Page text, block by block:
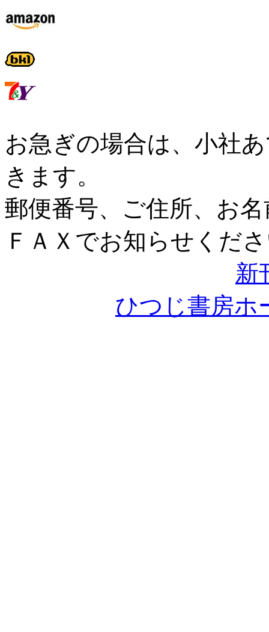
お急ぎの場合は、小社
きます。
郵便番号、ご住所、お
ＦＡＸでお知らせくだ
新
ひつじ書房ホ